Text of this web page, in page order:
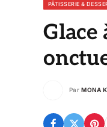
PÂTISSERIE &
Glace
Par MONA